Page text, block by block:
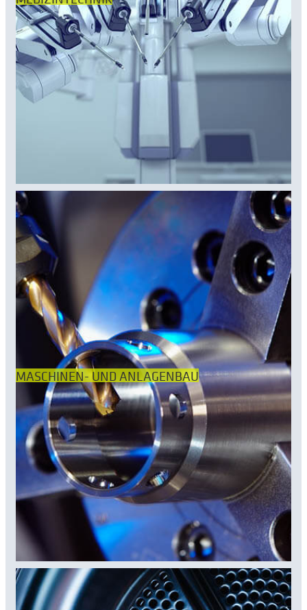
MASCHINEN- UND ANLAGENBAU